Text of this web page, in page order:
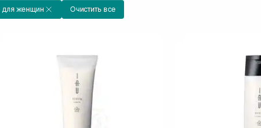
для женщин Очистить все